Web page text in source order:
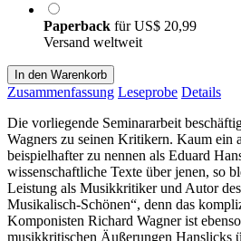
Paperback fürUS$ 20,99
Versand weltweit
In den Warenkorb
Zusammenfassung Leseprobe Details
Die vorliegende Seminararbeit
Wagners zu seinen Kritikern. Kaum ein
beispielhafter zu nennen als Eduard
wissenschaftliche Texte über jenen, so
Leistung als Musikkritiker und Autor
Musikalisch-Schönen“, denn das
Komponisten Richard Wagner ist
musikkritischen Äußerungen Hanslicks